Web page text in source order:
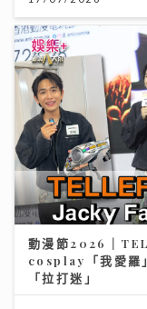
動漫節2026｜
cosplay「我愛羅
「拉打迷」